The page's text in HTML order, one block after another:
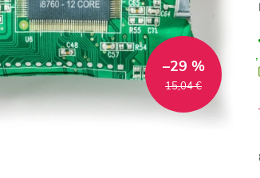
15,04 €
–29 %